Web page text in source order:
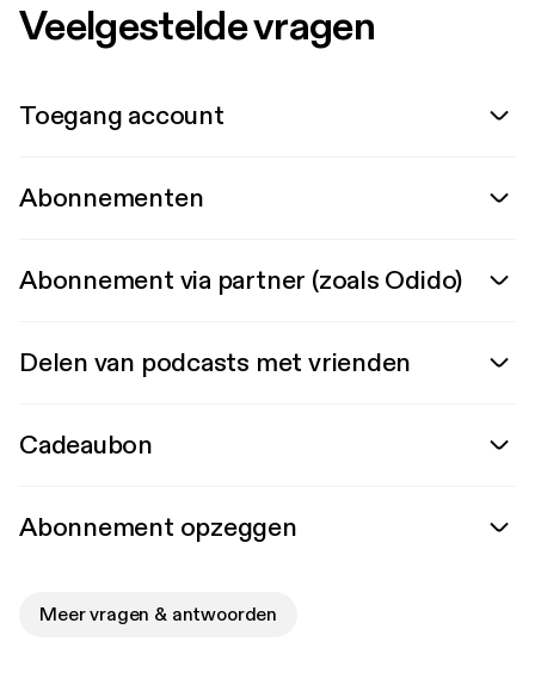
Veelgestelde vragen
Toegang account
Abonnementen
Abonnement via partner (zoals Odido)
Delen van podcasts met vrienden
Cadeaubon
Abonnement opzeggen
Meer vragen & antwoorden